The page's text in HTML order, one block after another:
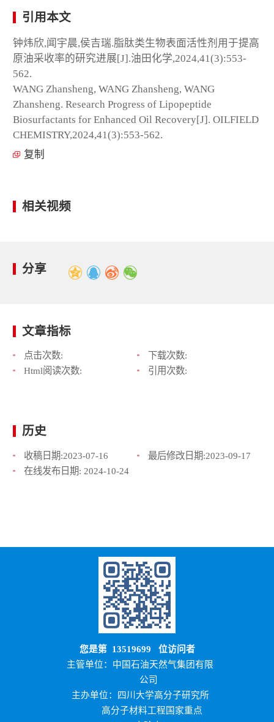
引用本文
钟炜欣,闻宇晨,侯吉瑞.脂肽类生物表面活性剂用于提高
原油采收率的研究进展[J].油田化学,2024,41(3):553-
562.
WANG Zhansheng, WANG Zhansheng, WANG
Zhansheng. Research Progress of Lipopeptide
Biosurfactants for Enhanced Oil Recovery[J]. OILFIELD
CHEMISTRY,2024,41(3):553-562.
复制
相关视频
分享
文章指标
点击次数:
下载次数:
Html阅读次数:
引用次数:
历史
收稿日期:2023-07-16 最后修改日期:2023-09-17
在线发布日期: 2024-10-24
您是第 13519699 位访问者
主管单位：中国石油天然气集团有限
公司
主办单位：四川大学高分子研究所
高分子材料工程国家重点